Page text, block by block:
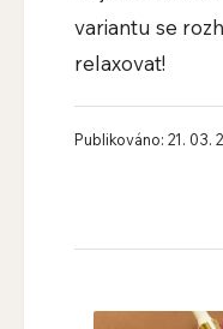
variantu se
relaxovat!
Publikováno: 21. 03.